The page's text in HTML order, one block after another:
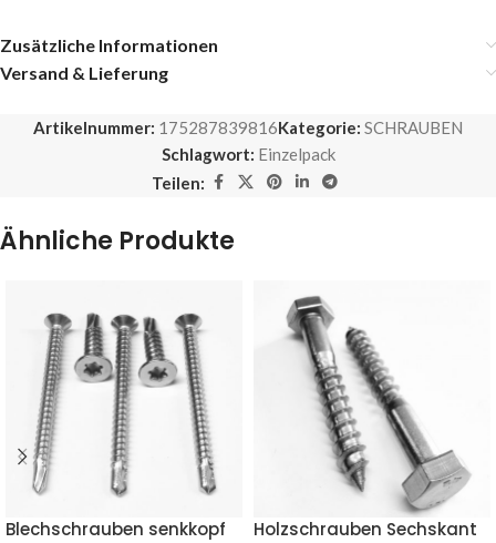
Zusätzliche Informationen
Versand & Lieferung
Artikelnummer: 175287839816Kategorie: SCHRAUBEN
Schlagwort: Einzelpack
Teilen:
Ähnliche Produkte
Blechschrauben senkkopf
Holzschrauben Sechskant